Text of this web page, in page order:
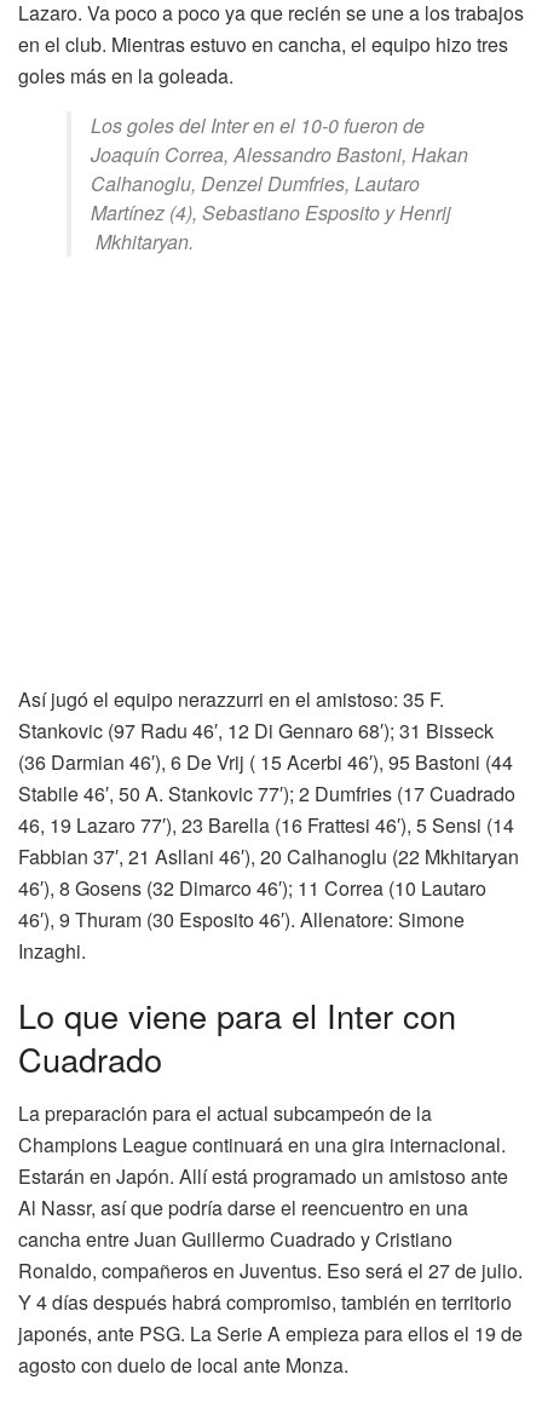
Lazaro. Va poco a poco ya que recién se une a los trabajos
en el club. Mientras estuvo en cancha, el equipo hizo tres
goles más en la goleada.
Los goles del Inter en el 10-0 fueron de
Joaquín Correa, Alessandro Bastoni, Hakan
Calhanoglu, Denzel Dumfries, Lautaro
Martínez (4), Sebastiano Esposito y Henrij
Mkhitaryan.
Así jugó el equipo nerazzurri en el amistoso: 35 F.
Stankovic (97 Radu 46′, 12 Di Gennaro 68′); 31 Bisseck
(36 Darmian 46′), 6 De Vrij ( 15 Acerbi 46′), 95 Bastoni (44
Stabile 46′, 50 A. Stankovic 77′); 2 Dumfries (17 Cuadrado
46, 19 Lazaro 77′), 23 Barella (16 Frattesi 46′), 5 Sensi (14
Fabbian 37′, 21 Asllani 46′), 20 Calhanoglu (22 Mkhitaryan
46′), 8 Gosens (32 Dimarco 46′); 11 Correa (10 Lautaro
46′), 9 Thuram (30 Esposito 46′). Allenatore: Simone
Inzaghi.
Lo que viene para el Inter con
Cuadrado
La preparación para el actual subcampeón de la
Champions League continuará en una gira internacional.
Estarán en Japón. Allí está programado un amistoso ante
Al Nassr, así que podría darse el reencuentro en una
cancha entre Juan Guillermo Cuadrado y Cristiano
Ronaldo, compañeros en Juventus. Eso será el 27 de julio.
Y 4 días después habrá compromiso, también en territorio
japonés, ante PSG. La Serie A empieza para ellos el 19 de
agosto con duelo de local ante Monza.